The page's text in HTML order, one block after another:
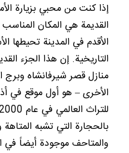
إذا كنت من محبي بزيارة
القديمة هي المكان
الأقدم في المدينة تحيطها
التاريخية. إن هذا الجزء
منازل قصر شيرفانشاه وبرج
الأخرى – هو أول موقع في
بالحجارة التي تشبه
والمتاحف موجودة أيضاً في